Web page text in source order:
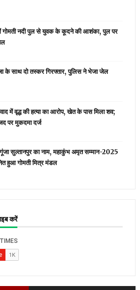
गोमती नदी पुल से युवक के कूदने की आशंका, पुल पर
के साथ दो तस्कर गिरफ्तार, पुलिस ने भेजा जेल
में वृद्ध की हत्या का आरोप, खेत के पास मिला शव;
पर मुकदमा दर्ज
गूंजा सुल्तानपुर का नाम, महाकुंभ अमृत सम्मान-2025
हुआ गोमती मित्र मंडल
करें